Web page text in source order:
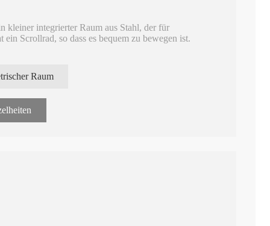
kleiner integrierter Raum aus Stahl, der für
ein Scrollrad, so dass es bequem zu bewegen ist.
Raum